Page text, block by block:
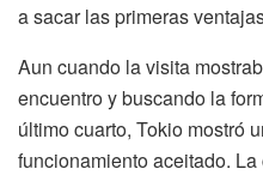
a sacar las primeras
Aun cuando la visita
encuentro y buscando la
último cuarto, Tokio mostró
funcionamiento aceitado.